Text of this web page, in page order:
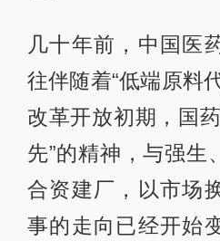
几十年前，中国医
往伴随着“低端原料
改革开放初期，国
先”的精神，与强生
合资建厂，以市场
事的走向已经开始